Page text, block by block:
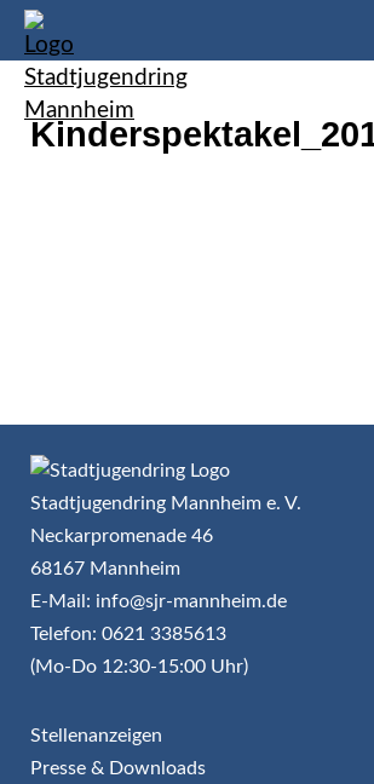
Stadtjugendring Mannheim e. V.
Neckarpromenade 46
68167 Mannheim
E-Mail: info@sjr-mannheim.de
Telefon: 0621 3385613
(Mo-Do 12:30-15:00 Uhr)
Stellenanzeigen
Presse & Downloads